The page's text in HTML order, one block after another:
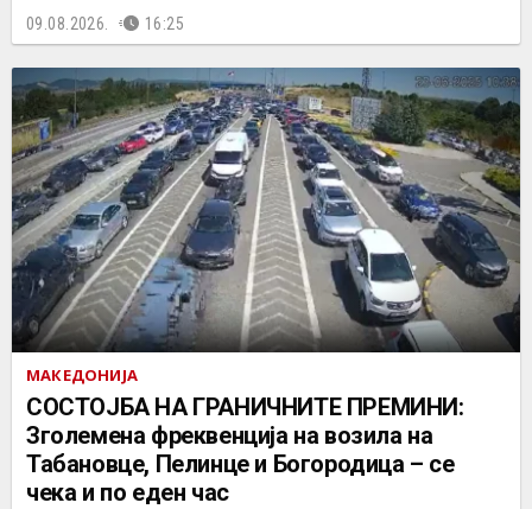
09.08.2026. 16:25
МАКЕДОНИЈА
СОСТОЈБА НА ГРАНИЧНИТЕ ПРЕМИНИ:
Зголемена фреквенција на возила на
Табановце, Пелинце и Богородица – се
чека и по еден час